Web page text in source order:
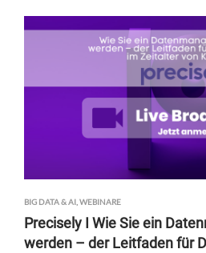
BIG DATA & AI WEBINARE
Precisely I Wie Sie ein
werden – der Leitfaden für